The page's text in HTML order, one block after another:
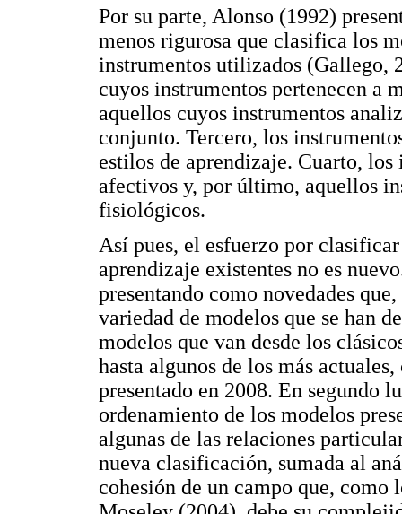
Por su parte, Alonso (1992)
menos rigurosa que clasifica los
instrumentos utilizados (Gallego,
cuyos instrumentos pertenecen a
aquellos cuyos instrumentos
conjunto. Tercero, los
estilos de aprendizaje. Cuarto,
afectivos y, por último, aquellos
fisiológicos.
Así pues, el esfuerzo por
aprendizaje existentes no es
presentando como novedades
variedad de modelos que se han
modelos que van desde los
hasta algunos de los más
presentado en 2008. En segundo
ordenamiento de los modelos
algunas de las relaciones
nueva clasificación, sumada al
cohesión de un campo que,